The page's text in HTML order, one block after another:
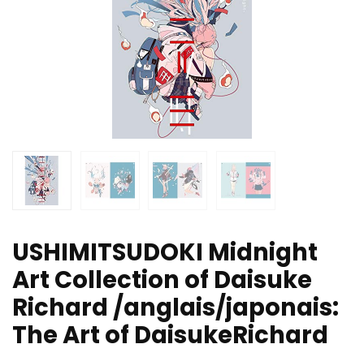
USHIMITSUDOKI Midnight
Art Collection of Daisuke
Richard /anglais/japonais:
The Art of DaisukeRichard